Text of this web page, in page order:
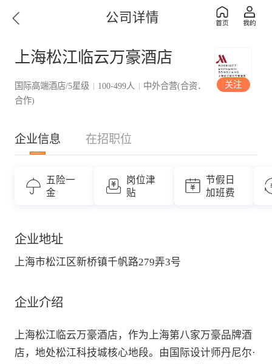
公司详情
上海松江临云万豪酒店
国际高端酒店/5星级 | 100-499人 | 中外合营(合资．
合作)
关注
企业信息 在招职位
五险一
金
岗位津
贴
节假日
加班费
企业地址
上海市松江区新桥镇千帆路279弄3号
企业介绍
上海松江临云万豪酒店，作为上海第八家万豪品牌酒
店，地处松江科技城核心地段。由国际设计师丹尼尔·